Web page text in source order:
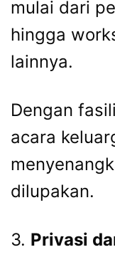
mulai dari
hingga
lainnya.
Dengan
acara
dilupakan.
3. Privasi